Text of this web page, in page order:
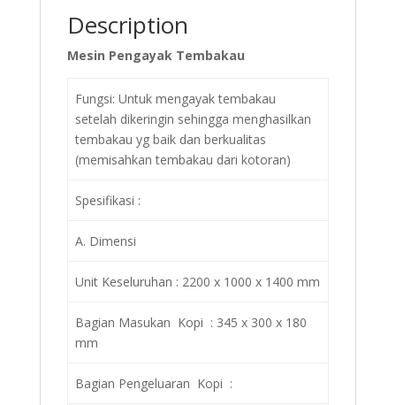
Description
Mesin Pengayak Tembakau
Fungsi: Untuk mengayak tembakau
setelah dikeringin sehingga menghasilkan
tembakau yg baik dan berkualitas
(memisahkan tembakau dari kotoran)
Spesifikasi :
A. Dimensi
Unit Keseluruhan : 2200 x 1000 x 1400 mm
Bagian Masukan Kopi : 345 x 300 x 180
mm
Bagian Pengeluaran Kopi :